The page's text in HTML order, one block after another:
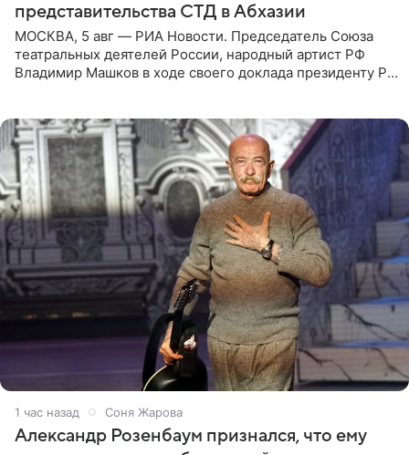
представительства СТД в Абхазии
МОСКВА, 5 авг — РИА Новости. Председатель Союза
театральных деятелей России, народный артист РФ
Владимир Машков в ходе своего доклада президенту РФ
1 час назад Соня Жарова
Александр Розенбаум признался, что ему